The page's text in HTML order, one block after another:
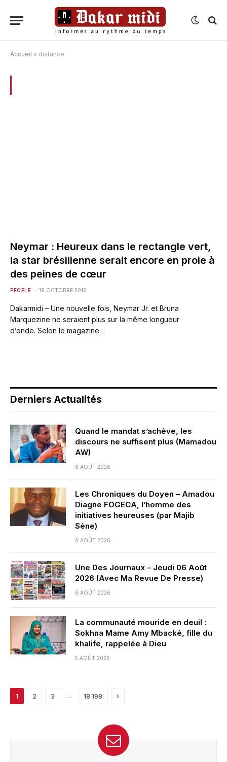
Accueil » distance
Neymar : Heureux dans le rectangle vert,
la star brésilienne serait encore en proie à
des peines de cœur
PEOPLE 19 OCTOBRE 2016
Dakarmidi – Une nouvelle fois, Neymar Jr. et Bruna
Marquezine ne seraient plus sur la même longueur
d’onde. Selon le magazine…
Derniers Actualités
Quand le mandat s’achève, les
discours ne suffisent plus (Mamadou
AW)
6 AOÛT 2026
Les Chroniques du Doyen – Amadou
Diagne FOGECA, l’homme des
initiatives heureuses (par Majib
Sène)
6 AOÛT 2026
Une Des Journaux – Jeudi 06 Août
2026 (Avec Ma Revue De Presse)
6 AOÛT 2026
La communauté mouride en deuil :
Sokhna Mame Amy Mbacké, fille du
khalife, rappelée à Dieu
5 AOÛT 2026
1 2 3 … 18 198 Next